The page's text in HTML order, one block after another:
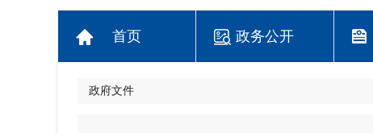
首页 政务公开
政府文件